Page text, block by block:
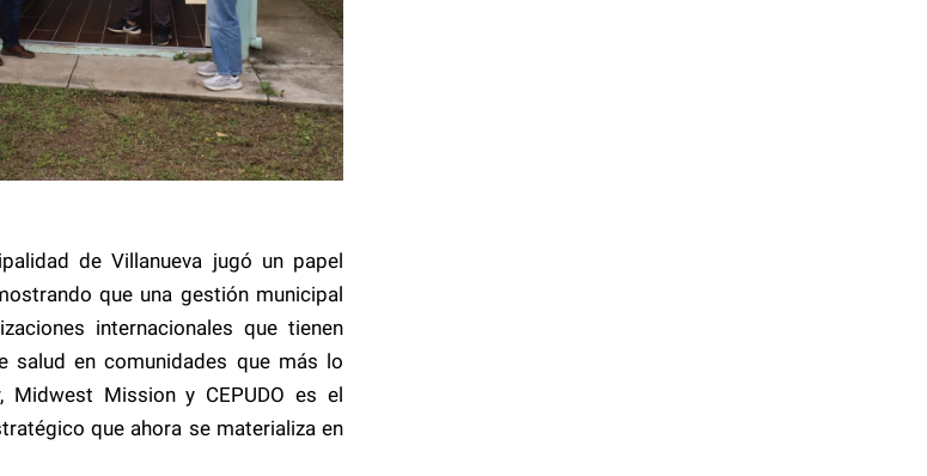
de Villanueva jugó un papel
que una gestión municipal
internacionales que tienen
salud en comunidades que más lo
Midwest Mission y CEPUDO es el
que ahora se materializa en